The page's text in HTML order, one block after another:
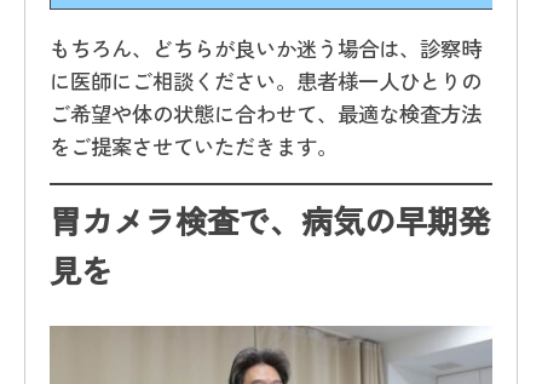
もちろん、どちらが良いか迷う場合は、診察時
に医師にご相談ください。患者様一人ひとりの
ご希望や体の状態に合わせて、最適な検査方法
をご提案させていただきます。
胃カメラ検査で、病気の早期発
見を